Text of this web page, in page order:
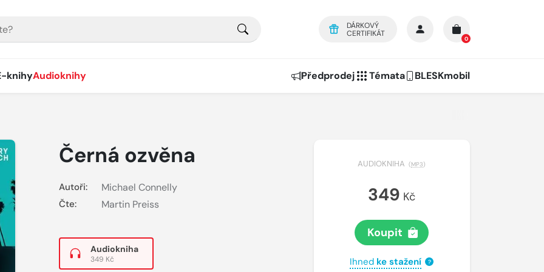
DÁRKOVÝ
CERTIFIKÁT
0
knihyAudioknihy Předprodej Témata BLESKmobil
Černá ozvěna
Autoři: Michael Connelly
Čte: Martin Preiss
Audiokniha
349 Kč
AUDIOKNIHA (MP3)
349 Kč
Koupit
Ihned ke stažení ?